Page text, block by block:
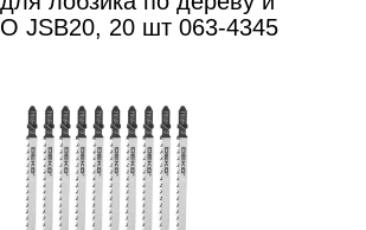
JSB20, 20 шт 063-4345